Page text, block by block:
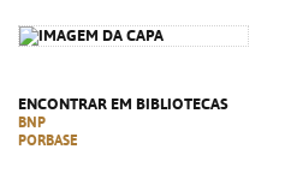
ENCONTRAR EM BIBLIOTECAS
BNP
PORBASE